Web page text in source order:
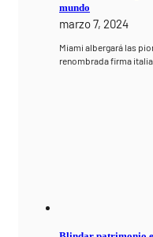
mundo
marzo 7, 2024
Miami albergará las
renombrada firma